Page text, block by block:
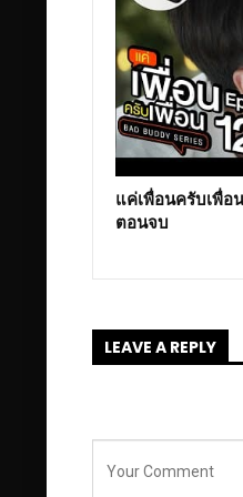
แค่เพื่อนครับเพื่อ
ตอนจบ
LEAVE A REPLY